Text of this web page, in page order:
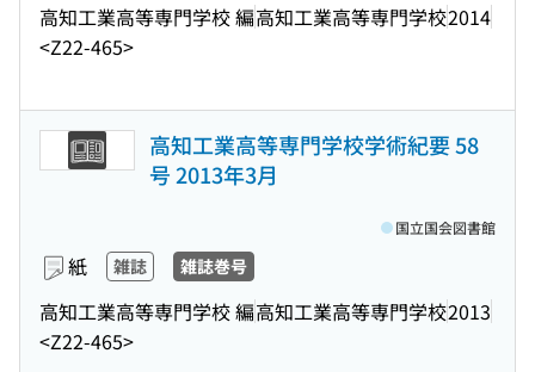
高知工業高等専門学校 編高知工業高等専門学校2014
<Z22-465>
高知工業高等専門学校学術紀要 58
号 2013年3月
紙 雑誌 雑誌巻号
高知工業高等専門学校 編高知工業高等専門学校2013
<Z22-465>
国立国会図書館